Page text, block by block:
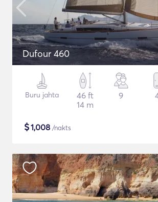
Dufour 460
Buru jahta
46 ft
14 m
9
$1,008 /nakts